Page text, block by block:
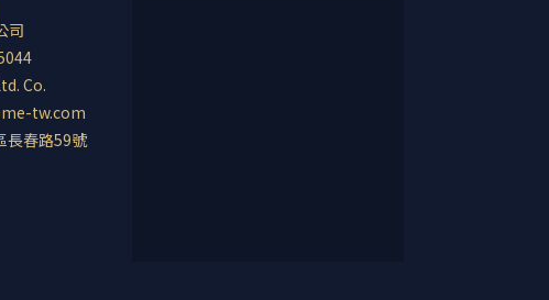
司
Co.
tw.com
長春路59號